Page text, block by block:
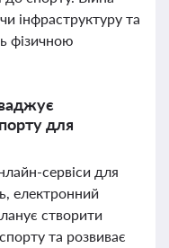
інфраструктуру та
фізичною
для
сервіси для
електронний
створити
та розвиває